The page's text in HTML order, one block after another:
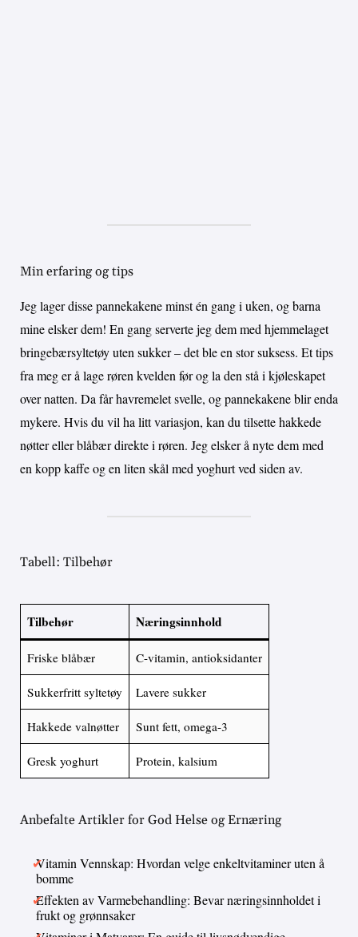
Min erfaring og tips
Jeg lager disse pannekakene minst én gang i uken, og barna
mine elsker dem! En gang serverte jeg dem med hjemmelaget
bringebærsyltetøy uten sukker – det ble en stor suksess. Et tips
fra meg er å lage røren kvelden før og la den stå i kjøleskapet
over natten. Da får havremelet svelle, og pannekakene blir enda
mykere. Hvis du vil ha litt variasjon, kan du tilsette hakkede
nøtter eller blåbær direkte i røren. Jeg elsker å nyte dem med
en kopp kaffe og en liten skål med yoghurt ved siden av.
Tabell: Tilbehør
Tilbehør Næringsinnhold
Friske blåbær C-vitamin, antioksidanter
Sukkerfritt syltetøy Lavere sukker
Hakkede valnøtter Sunt fett, omega-3
Gresk yoghurt Protein, kalsium
Anbefalte Artikler for God Helse og Ernæring
Vitamin Vennskap: Hvordan velge enkeltvitaminer uten å
bomme
Effekten av Varmebehandling: Bevar næringsinnholdet i
frukt og grønnsaker